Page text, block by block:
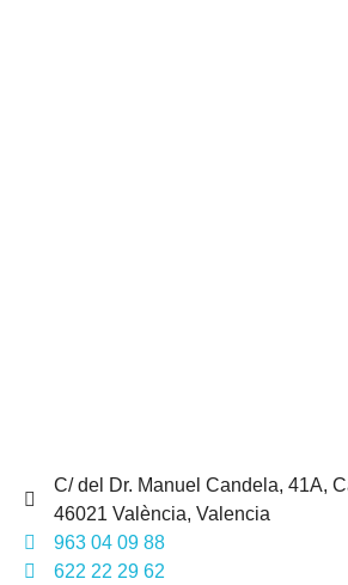
C/ del Dr. Manuel Candela, 41A,
46021 València, Valencia
963 04 09 88
622 22 29 62